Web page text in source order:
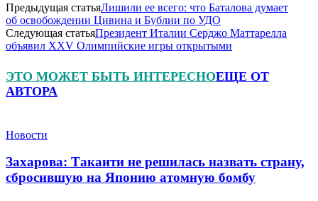
Предыдущая статьяЛишили ее всего: что Баталова думает
об освобождении Цивина и Бублии по УДО
Следующая статьяПрезидент Италии Серджо Маттарелла
объявил XXV Олимпийские игры открытыми
ЭТО МОЖЕТ БЫТЬ ИНТЕРЕСНОЕЩЕ ОТ
АВТОРА
Новости
Захарова: Такаити не решилась назвать страну,
сбросившую на Японию атомную бомбу